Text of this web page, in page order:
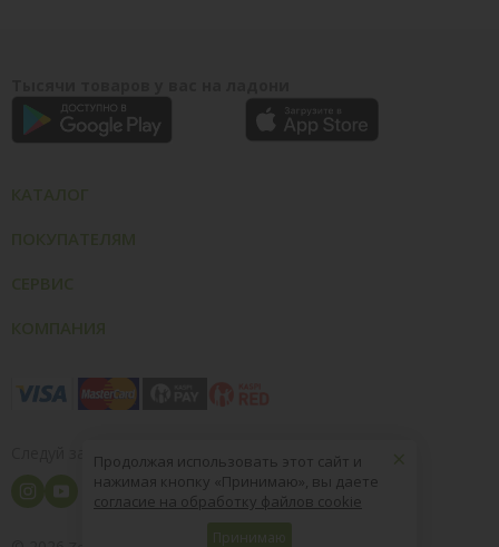
Следуй за нами ×
Продолжая использовать этот сайт и
нажимая кнопку «Принимаю», вы даете
согласие на обработку файлов cookie
Принимаю